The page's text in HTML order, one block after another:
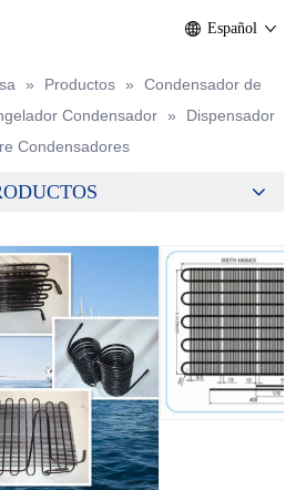
Español
» Productos »
Condensador de
Condensador »
Dispensador
Condensadores